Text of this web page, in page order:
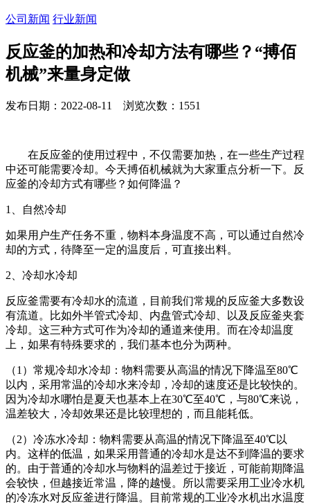
公司新闻 行业新闻
反应釜的加热和冷却方法有哪些？“搏佰
机械”来量身定做
发布日期：2022-08-11 浏览次数：1551
在反应釜的使用过程中，不仅需要加热，在一些生产过程
中还可能需要冷却。今天搏佰机械就为大家重点分析一下。反
应釜的冷却方式有哪些？如何降温？
1、自然冷却
如果用户生产任务不重，物料本身温度不高，可以通过自然冷
却的方式，待降至一定的温度后，可直接出料。
2、冷却水冷却
反应釜需要有冷却水的流道，目前我们常规的反应釜大多数设
有流道。比如外半管式冷却、内盘管式冷却、以及反应釜夹套
冷却。这三种方式可作为冷却的通道来使用。而在冷却温度
上，如果有特殊要求的，我们基本也分为两种。
（1）常规冷却水冷却：物料需要从高温的情况下降温至80℃
以内，采用常温的冷却水来冷却，冷却的速度还是比较快的。
因为冷却水哪怕是夏天也基本上在30℃至40℃，与80℃来说，
温差较大，冷却效果还是比较理想的，而且能耗低。
（2）冷冻水冷却：物料需要从高温的情况下降温至40℃以
内。这样的低温，如果采用普通的冷却水是达不到降温的要求
的。由于普通的冷却水与物料的温差过于接近，可能前期降温
会较快，但越接近常温，降的越慢。所以需要采用工业冷水机
的冷冻水对反应釜进行降温。目前常规的工业冷水机出水温度